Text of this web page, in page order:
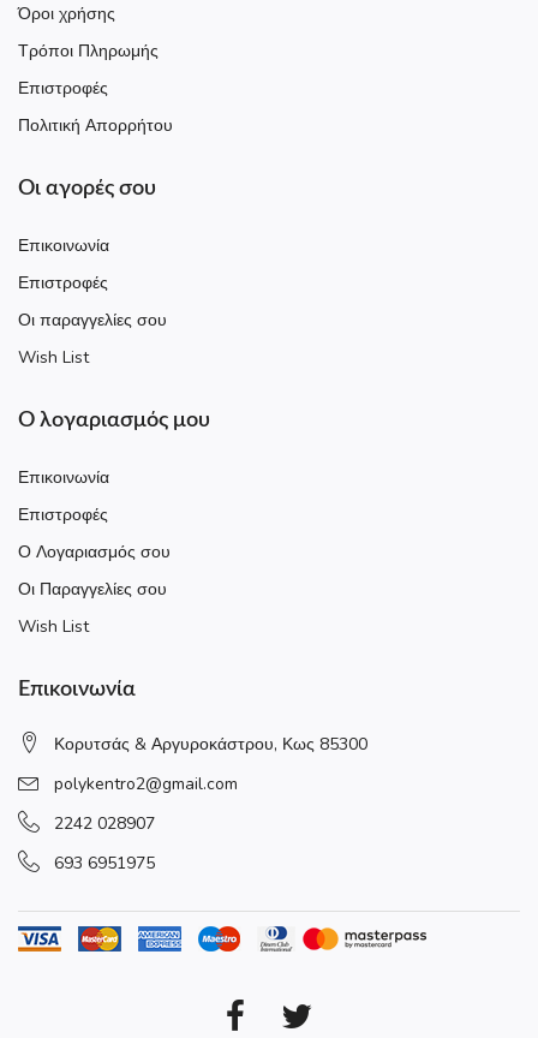
Όροι χρήσης
Τρόποι Πληρωμής
Επιστροφές
Πολιτική Απορρήτου
Οι αγορές σου
Επικοινωνία
Επιστροφές
Οι παραγγελίες σου
Wish List
Ο λογαριασμός μου
Επικοινωνία
Επιστροφές
Ο Λογαριασμός σου
Οι Παραγγελίες σου
Wish List
Επικοινωνία
Κορυτσάς & Αργυροκάστρου, Κως 85300
polykentro2@gmail.com
2242 028907
693 6951975